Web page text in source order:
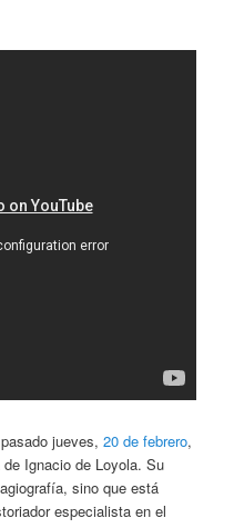
jueves, 20 de febrero,
Ignacio de Loyola. Su
sino que está
especialista en el